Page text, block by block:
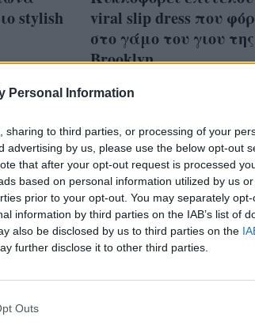
Personal Information
sharing to third parties, or processing of your
advertising by us, please use the below opt-out
that after your opt-out request is processed
based on personal information utilized by us
prior to your opt-out. You may separately
information by third parties on the IAB’s list of
also be disclosed by us to third parties on the
further disclose it to other third parties.
Outs
stylish
viral slip dress που
στο γάμο του γιου της
Brooklyn
με